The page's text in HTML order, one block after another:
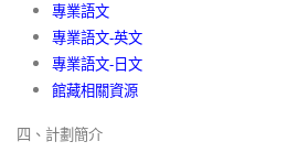
專業語文
專業語文-英文
專業語文-日文
館藏相關資源
四、計劃簡介